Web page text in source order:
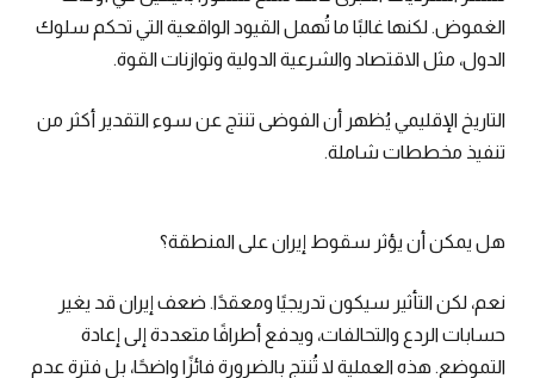
الغموض. لكنها غالبًا ما تُهمل القيود الواقعية التي تحكم سلوك
الدول، مثل الاقتصاد والشرعية الدولية وتوازنات القوة.
التاريخ الإقليمي يُظهر أن الفوضى تنتج عن سوء التقدير أكثر من
تنفيذ مخططات شاملة.
هل يمكن أن يؤثر سقوط إيران على المنطقة؟
نعم، لكن التأثير سيكون تدريجيًا ومعقدًا. ضعف إيران قد يغير
حسابات الردع والتحالفات، ويدفع أطرافًا متعددة إلى إعادة
التموضع. هذه العملية لا تُنتج بالضرورة فائزًا واضحًا، بل فترة عدم